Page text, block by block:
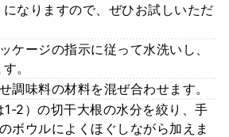
なりますので、ぜひお試しいただ
ケージの指示に従って水洗いし、
。
調味料の材料を混ぜ合わせます。
1-2）の切干大根の水分を絞り、手
ボウルによくほぐしながら加えま